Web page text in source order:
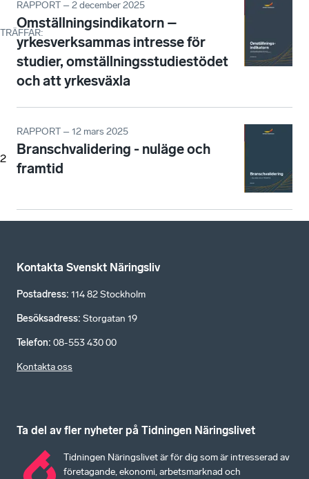
TRÄFFAR:
2
RAPPORT – 2 december 2025
Omställningsindikatorn –
yrkesverksammas intresse för
studier, omställningsstudiestödet
och att yrkesväxla
RAPPORT – 12 mars 2025
Branschvalidering - nuläge och
framtid
Kontakta Svenskt Näringsliv
Postadress: 114 82 Stockholm
Besöksadress: Storgatan 19
Telefon: 08-553 430 00
Kontakta oss
Ta del av fler nyheter på Tidningen Näringslivet
Tidningen Näringslivet är för dig som är intresserad av
företagande, ekonomi, arbetsmarknad och